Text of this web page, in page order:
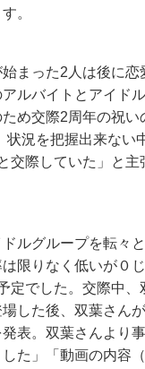
。
まった2人は後に
ルバイトとアイド
め交際2周年の祝
状況を把握出来な
交際していた」と
ルグループを転々
限りなく低いが０
定でした。交際中
した後、双葉さん
表。双葉さんより
た」「動画の内容